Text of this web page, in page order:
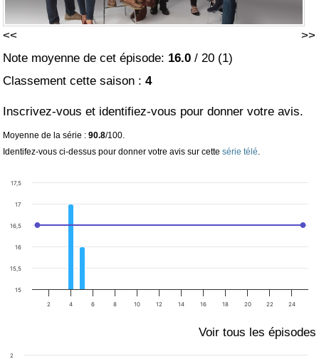
<<
>>
Note moyenne de cet épisode: 16.0 / 20 (1)
Classement cette saison :4
Inscrivez-vous et identifiez-vous pour donner votre avis.
Moyenne de la série :90.8/100.
Identifez-vous ci-dessus pour donner votre avis sur cettesérie télé
2 4 6 8 10 12 14 16 18 20 22 24
15
15,5
16
16,5
17
17,5
Voir tous les épisodes
2